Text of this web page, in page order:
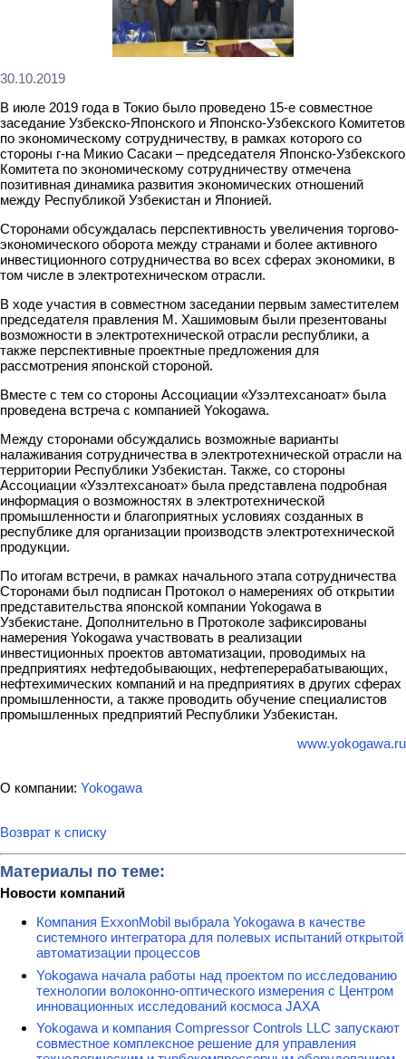
30.10.2019
В июле 2019 года в Токио было проведено 15-е совместное
заседание Узбекско-Японского и Японско-Узбекского Комитетов
по экономическому сотрудничеству, в рамках которого со
стороны г-на Микио Сасаки – председателя Японско-Узбекского
Комитета по экономическому сотрудничеству отмечена
позитивная динамика развития экономических отношений
между Республикой Узбекистан и Японией.
Сторонами обсуждалась перспективность увеличения торгово-
экономического оборота между странами и более активного
инвестиционного сотрудничества во всех сферах экономики, в
том числе в электротехническом отрасли.
В ходе участия в совместном заседании первым заместителем
председателя правления М. Хашимовым были презентованы
возможности в электротехнической отрасли республики, а
также перспективные проектные предложения для
рассмотрения японской стороной.
Вместе с тем со стороны Ассоциации «Узэлтехсаноат» была
проведена встреча с компанией Yokogawa.
Между сторонами обсуждались возможные варианты
налаживания сотрудничества в электротехнической отрасли на
территории Республики Узбекистан. Также, со стороны
Ассоциации «Узэлтехсаноат» была представлена подробная
информация о возможностях в электротехнической
промышленности и благоприятных условиях созданных в
республике для организации производств электротехнической
продукции.
По итогам встречи, в рамках начального этапа сотрудничества
Сторонами был подписан Протокол о намерениях об открытии
представительства японской компании Yokogawa в
Узбекистане. Дополнительно в Протоколе зафиксированы
намерения Yokogawa участвовать в реализации
инвестиционных проектов автоматизации, проводимых на
предприятиях нефтедобывающих, нефтеперерабатывающих,
нефтехимических компаний и на предприятиях в других сферах
промышленности, а также проводить обучение специалистов
промышленных предприятий Республики Узбекистан.
www.yokogawa.ru
О компании: Yokogawa
Возврат к списку
Материалы по теме:
Новости компаний
Компания ExxonMobil выбрала Yokogawa в качестве
системного интегратора для полевых испытаний открытой
автоматизации процессов
Yokogawa начала работы над проектом по исследованию
технологии волоконно-оптического измерения с Центром
инновационных исследований космоса JAXA
Yokogawa и компания Compressor Controls LLC запускают
совместное комплексное решение для управления